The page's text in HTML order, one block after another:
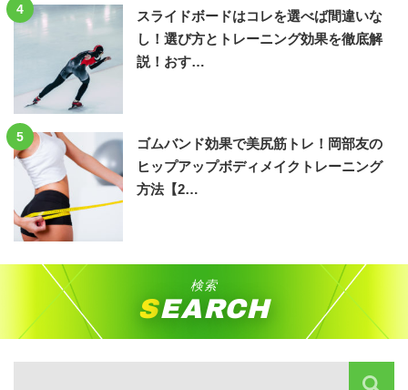
4
スライドボードはコレを選べば間違いな
し！選び方とトレーニング効果を徹底解
説！おす…
5
ゴムバンド効果で美尻筋トレ！岡部友の
ヒップアップボディメイクトレーニング
方法【2…
検索
SEARCH